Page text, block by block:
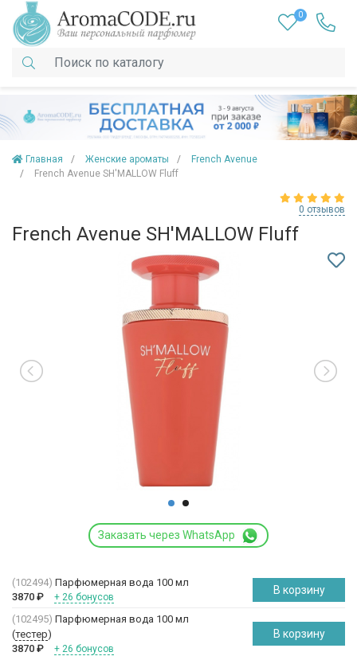
0
Главная Женские ароматы
French Avenue
French Avenue SH'MALLOW Fluff
0 отзывов
French Avenue SH'MALLOW Fluff
Заказать через WhatsApp
(102494) Парфюмерная вода 100 мл
3870 ₽ + 26 бонусов
В корзину
(102495) Парфюмерная вода 100 мл
(тестер)
3870 ₽ + 26 бонусов
В корзину